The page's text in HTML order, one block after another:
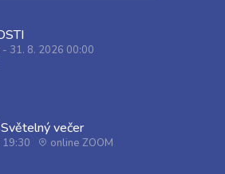
31. 8. 2026 00:00
večer
19:30 online ZOOM